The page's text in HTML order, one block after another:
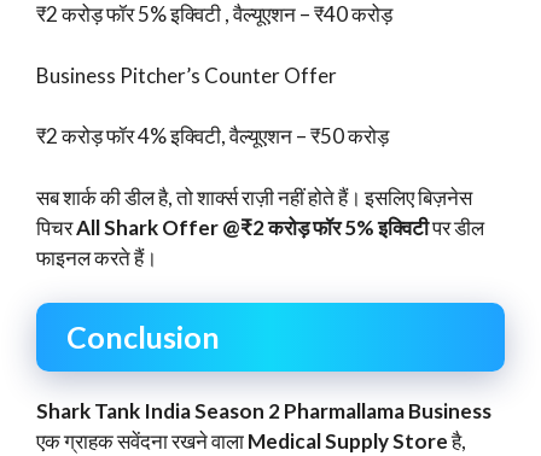
₹2 करोड़ फॉर 5% इक्विटी , वैल्यूएशन – ₹40 करोड़
Business Pitcher’s Counter Offer
₹2 करोड़ फॉर 4% इक्विटी, वैल्यूएशन – ₹50 करोड़
सब शार्क की डील है, तो शार्क्स राज़ी नहीं होते हैं। इसलिए बिज़नेस
पिचरAll Shark Offer @₹2 करोड़ फॉर 5% इक्विटीपर डील
फाइनल करते हैं।
Conclusion
Shark Tank India Season 2 Pharmallama Business
एक ग्राहक सवेंदना रखने वालाMedical Supply Storeहै,